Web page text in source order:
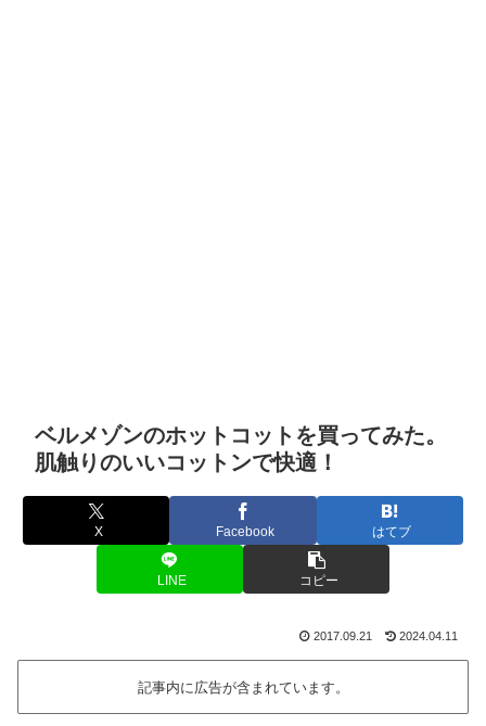
ベルメゾンのホットコットを買ってみた。
肌触りのいいコットンで快適！
X Facebook はてブ
LINE コピー
2017.09.21 2024.04.11
記事内に広告が含まれています。